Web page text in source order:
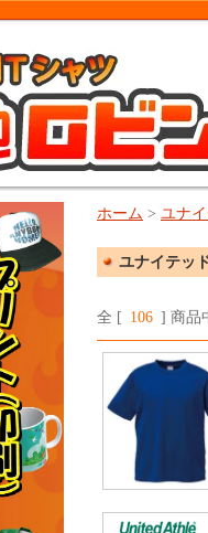
ホーム > ユナ
ユナイテッ
全 [ 106 ] 商品